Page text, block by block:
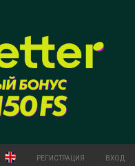
РЕГИСТРАЦИЯ ВХОД